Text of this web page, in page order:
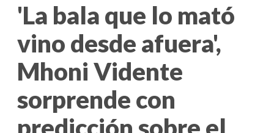
'La bala que lo mató
vino desde afuera',
Mhoni Vidente
sorprende con